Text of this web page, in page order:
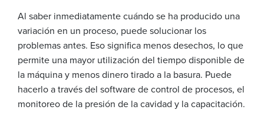
Al saber inmediatamente cuándo se ha producido una
variación en un proceso, puede solucionar los
problemas antes. Eso significa menos desechos, lo que
permite una mayor utilización del tiempo disponible de
la máquina y menos dinero tirado a la basura. Puede
hacerlo a través del software de control de procesos, el
monitoreo de la presión de la cavidad y la capacitación.